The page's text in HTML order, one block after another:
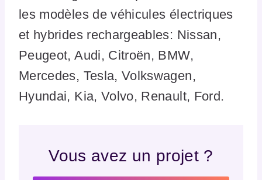
les modèles de véhicules électriques
et hybrides rechargeables: Nissan,
Peugeot, Audi, Citroën, BMW,
Mercedes, Tesla, Volkswagen,
Hyundai, Kia, Volvo, Renault, Ford.
Vous avez un projet ?